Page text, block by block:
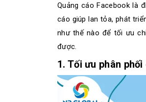
Quảng cáo Facebook là
cáo giúp lan tỏa, phát
như thế nào để tối ưu
được.
1. Tối ưu phân